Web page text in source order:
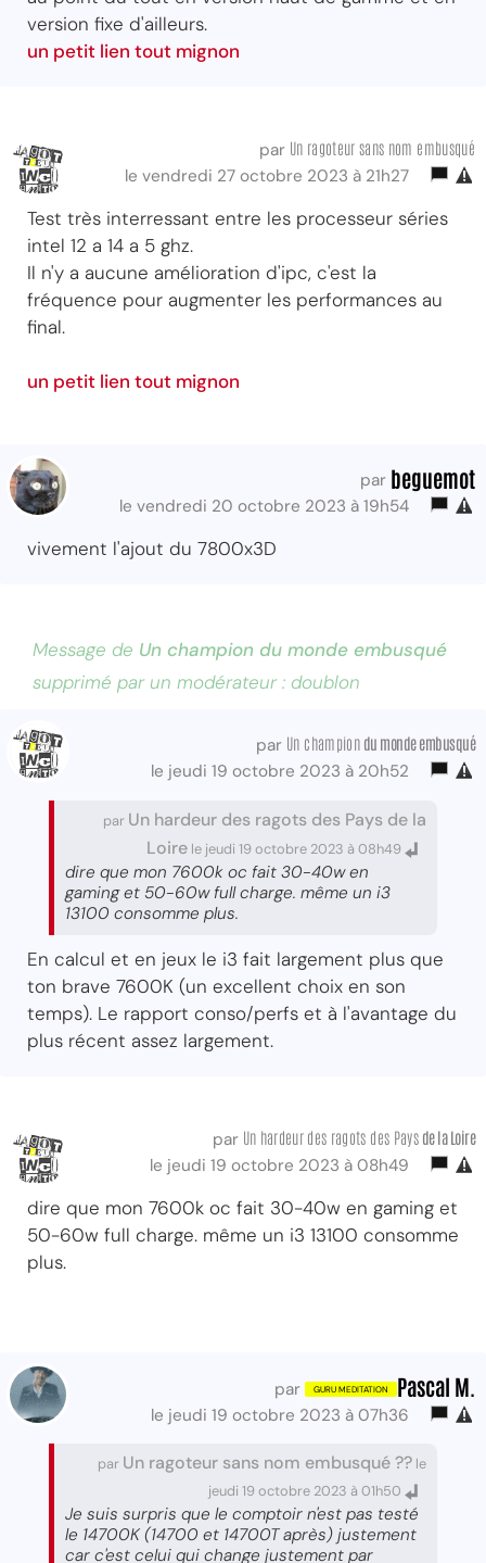
version fixe d'ailleurs.
un petit lien tout mignon
par Un ragoteur sans nom embusqué
le vendredi 27 octobre 2023 à 21h27
Test très interressant entre les processeur séries
intel 12 a 14 a 5 ghz.
Il n'y a aucune amélioration d'ipc, c'est la
fréquence pour augmenter les performances au
final.
un petit lien tout mignon
par beguemot
le vendredi 20 octobre 2023 à 19h54
vivement l'ajout du 7800x3D
Message de Un champion du monde embusqué
supprimé par un modérateur : doublon
par Un champion du monde embusqué
le jeudi 19 octobre 2023 à 20h52
par Un hardeur des ragots des Pays de la
Loire le jeudi 19 octobre 2023 à 08h49
dire que mon 7600k oc fait 30-40w en
gaming et 50-60w full charge. même un i3
13100 consomme plus.
En calcul et en jeux le i3 fait largement plus que
ton brave 7600K (un excellent choix en son
temps). Le rapport conso/perfs et à l'avantage du
plus récent assez largement.
par Un hardeur des ragots des Pays de la Loire
le jeudi 19 octobre 2023 à 08h49
dire que mon 7600k oc fait 30-40w en gaming et
50-60w full charge. même un i3 13100 consomme
plus.
par Pascal M.
le jeudi 19 octobre 2023 à 07h36
par Un ragoteur sans nom embusqué ?? le
jeudi 19 octobre 2023 à 01h50
Je suis surpris que le comptoir n'est pas testé
le 14700K (14700 et 14700T après) justement
car c'est celui qui change justement par